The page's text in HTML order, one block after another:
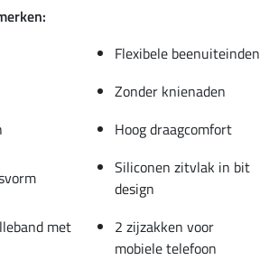
Flexibele beenuiteinden
Zonder knienaden
Hoog draagcomfort
Siliconen zitvlak in bit
design
met
2 zijzakken voor
mobiele telefoon